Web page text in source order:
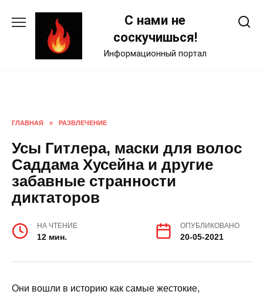
С нами не
соскучишься!
Информационный портал
ГЛАВНАЯ » РАЗВЛЕЧЕНИЕ
Усы Гитлера, маски для волос
Саддама Хусейна и другие
забавные странности
диктаторов
НА ЧТЕНИЕ
12 мин.
ОПУБЛИКОВАНО
20-05-2021
Они вошли в историю как самые жестокие,